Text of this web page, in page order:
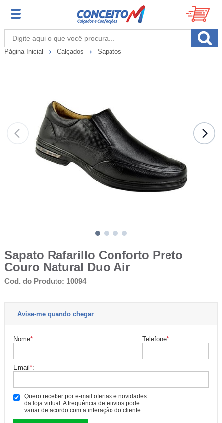
Página Inicial Calçados Sapatos
Sapato Rafarillo Conforto Preto
Couro Natural Duo Air
Cod. do Produto: 10094
Avise-me quando chegar
Nome*: Telefone*:
Email*:
Quero receber por e-mail ofertas e novidades
da loja virtual. A frequência de envios pode
variar de acordo com a interação do cliente.